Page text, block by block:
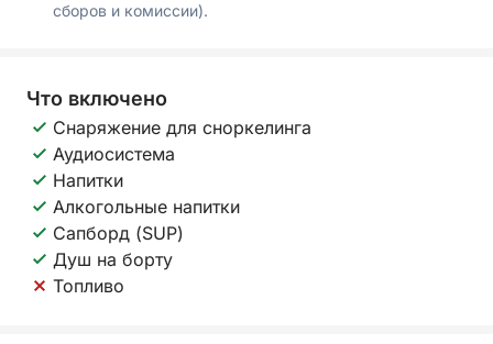
сборов и комиссии).
Что включено
Снаряжение для сноркелинга
Аудиосистема
Напитки
Алкогольные напитки
Сапборд (SUP)
Душ на борту
Топливо